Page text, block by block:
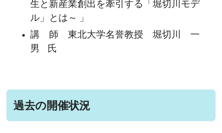
生と新産業創出を牽引する「堀切川モデ
ル」とは～
」
講 師東北大学名誉教授 堀切川 一
男
氏
過去の開催状況